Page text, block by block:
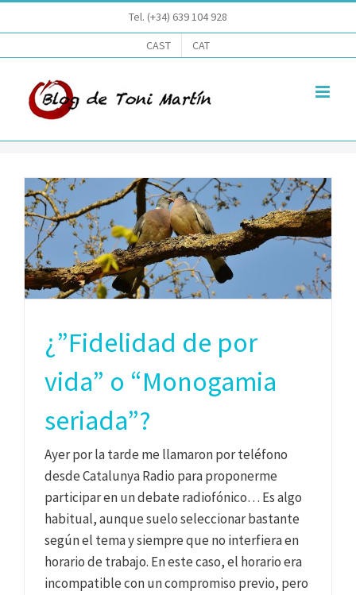
al
Tel. (+34) 639 104 928
CAST
CAT
¿”Fidelidad de por
vida” o “Monogamia
seriada”?
Ayer por la tarde me llamaron por teléfono
desde Catalunya Radio para proponerme
participar en un debate radiofónico… Es algo
habitual, aunque suelo seleccionar bastante
según el tema y siempre que no interfiera en
horario de trabajo. En este caso, el horario era
incompatible con un compromiso previo, pero